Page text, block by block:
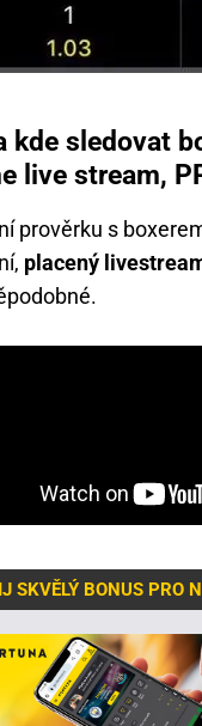
kde sledovat
live stream,
prověrku s
placený
SKVĚLÝ BONUS PRO